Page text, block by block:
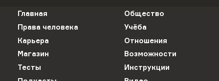
Главная
Общество
Права человека
Учёба
Карьера
Отношения
Магазин
Возможности
Тесты
Инструкции